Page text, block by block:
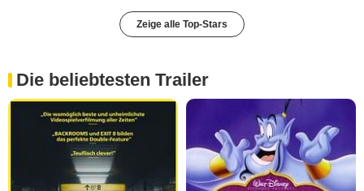
Zeige alle Top-Stars
Die beliebtesten Trailer